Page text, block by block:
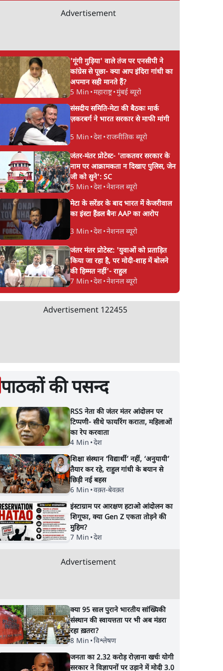
Advertisement
'गूंगी गुड़िया' वाले तंज पर एनसीपी ने
कांग्रेस से पूछा- क्या आप इंदिरा गांधी का
अपमान सही मानते हैं?
5 Min •महाराष्ट्र•मुंबई ब्यूरो
संसदीय समिति-मेटा की बैठकः मार्क
ज़करबर्ग ने भारत सरकार से माफी मांगी
5 Min •देश•राजनीतिक ब्यूरो
जंतर-मंतर प्रोटेस्ट- 'ताकतवर सरकार के
नाम पर आक्रामकता न दिखाए पुलिस, जेन
जी को सुने': SC
5 Min •देश•नेशनल ब्यूरो
मेटा के सरेंडर के बाद भारत में केजरीवाल
का इंस्टा हैंडल बैनः AAP का आरोप
3 Min •देश•नेशनल ब्यूरो
जंतर मंतर प्रोटेस्ट: 'युवाओं को प्रताड़ित
किया जा रहा है, पर मोदी-शाह में बोलने
की हिम्मत नहीं'- राहुल
7 Min •देश•नेशनल ब्यूरो
Advertisement 122455
पाठकों की पसन्द
RSS नेता की जंतर मंतर आंदोलन पर
टिप्पणी- सीधे फायरिंग कराता, महिलाओं
का रेप करवाता
4 Min •देश
शिक्षा संस्थान ‘विद्यार्थी’ नहीं, ‘अनुयायी’
तैयार कर रहे, राहुल गांधी के बयान से
छिड़ी नई बहस
6 Min •वक़्त-बेवक़्त
इंस्टाग्राम पर आरक्षण हटाओ आंदोलन का
शिगूफा, क्या Gen Z एकता तोड़ने की
मुहिम?
7 Min •देश
Advertisement
क्या 95 साल पुराने भारतीय सांख्यिकी
संस्थान की स्वायत्तता पर भी अब मंडरा
रहा ख़तरा?
8 Min •विश्लेषण
जनता का 2.32 करोड़ रोज़ाना खर्चः योगी
सरकार ने विज्ञापनों पर उड़ाने में मोदी 3.0